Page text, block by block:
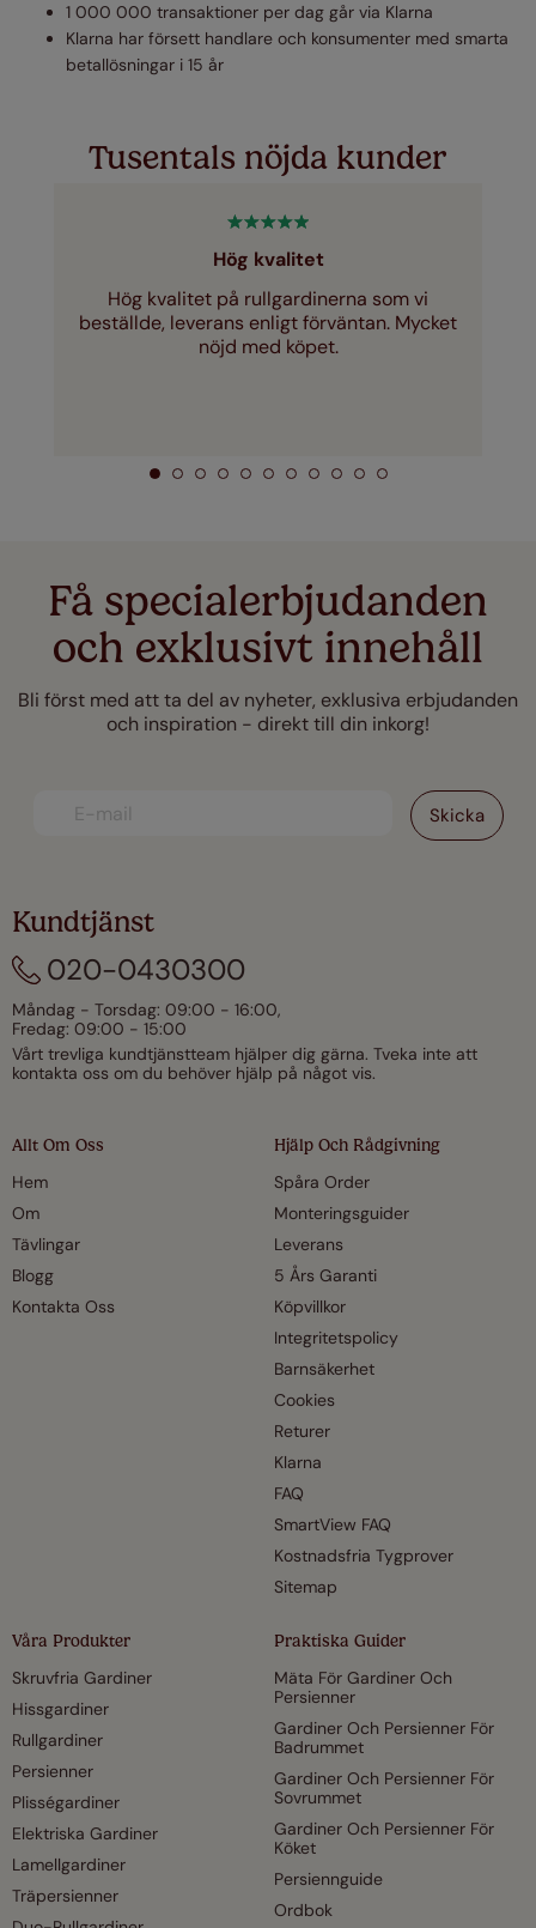
1 000 000 transaktioner per dag går via Klarna
Klarna har försett handlare och konsumenter med smarta
betallösningar i 15 år
Tusentals nöjda kunder
Hög kvalitet
Hög kvalitet på rullgardinerna som vi
beställde, leverans enligt förväntan. Mycket
nöjd med köpet.
Få specialerbjudanden
och exklusivt innehåll
Bli först med att ta del av nyheter, exklusiva erbjudanden
och inspiration - direkt till din inkorg!
Allt Om Oss
Hem
Om
Tävlingar
Blogg
Kontakta Oss
Hjälp Och Rådgivning
Spåra Order
Monteringsguider
Leverans
5 Års Garanti
Köpvillkor
Integritetspolicy
Barnsäkerhet
Cookies
Returer
Klarna
FAQ
SmartView FAQ
Kostnadsfria Tygprover
Sitemap
Våra Produkter
Skruvfria Gardiner
Hissgardiner
Rullgardiner
Persienner
Plisségardiner
Elektriska Gardiner
Lamellgardiner
Träpersienner
Praktiska Guider
Mäta För Gardiner Och
Persienner
Gardiner Och Persienner För
Badrummet
Gardiner Och Persienner För
Sovrummet
Gardiner Och Persienner För
Köket
Persiennguide
Ordbok
Kundtjänst
020-0430300
Måndag - Torsdag: 09:00 - 16:00,
Fredag: 09:00 - 15:00
Vårt trevliga kundtjänstteam hjälper dig gärna. Tveka inte att
kontakta oss om du behöver hjälp på något vis.